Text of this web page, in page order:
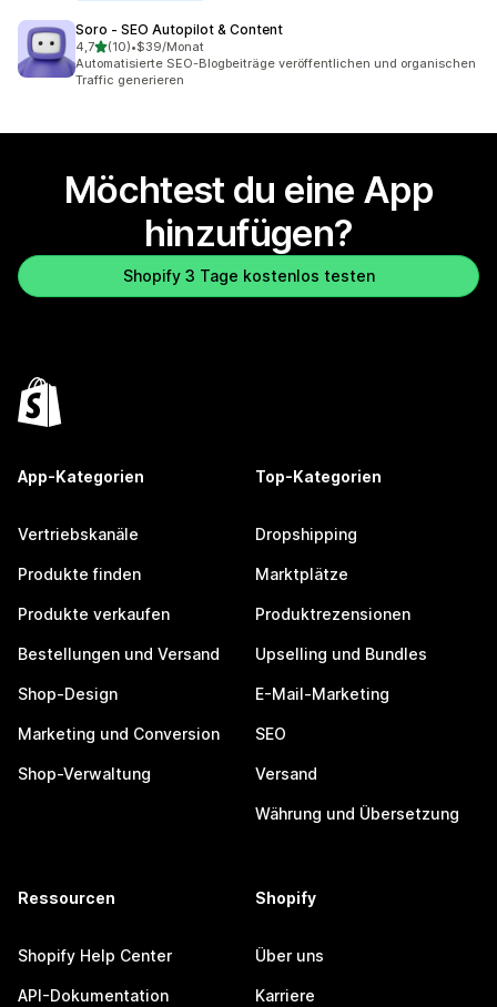
Soro ‑ SEO Autopilot & Content
4,7von 5 Sternen
(10)
10 Rezensionen insgesamt
•$39/Monat
Automatisierte SEO-Blogbeiträge veröffentlichen und organischen
Traffic generieren
Möchtest du eine App
hinzufügen?
Shopify 3 Tage kostenlos testen
App-Kategorien
Vertriebskanäle
Produkte finden
Produkte verkaufen
Bestellungen und Versand
Shop-Design
Marketing und Conversion
Shop-Verwaltung
Top-Kategorien
Dropshipping
Marktplätze
Produktrezensionen
Upselling und Bundles
E-Mail-Marketing
SEO
Versand
Währung und Übersetzung
Ressourcen
Shopify Help Center
API-Dokumentation
Shopify
Über uns
Karriere